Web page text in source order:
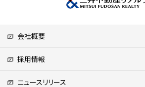
会社概要
採用情報
ニュースリリース